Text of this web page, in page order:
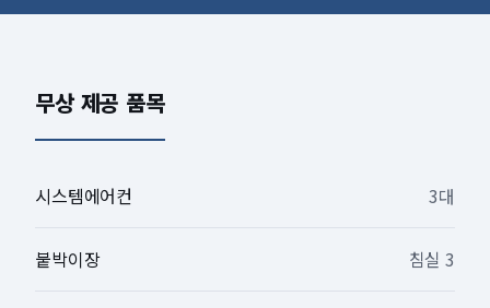
무상 제공 품목
시스템에어컨 3대
붙박이장 침실 3